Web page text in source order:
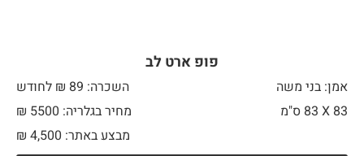
פופ ארט לב
אמן: בני משה
השכרה: 89 ₪ לחודש
83 X
מחיר בגלריה: 5500 ₪
מבצע באתר:
₪ 4,500